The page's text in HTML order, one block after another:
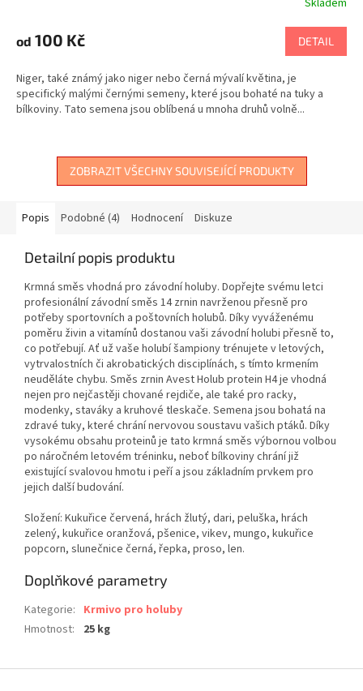
produktu
je
z
5
hvězdiček.
od 100 Kč DETAIL
Niger, také známý jako niger nebo černá mývalí květina, je
specifický malými černými semeny, které jsou bohaté na tuky a
bílkoviny. Tato semena jsou oblíbená u mnoha druhů volně...
ZOBRAZIT VŠECHNY SOUVISEJÍCÍ PRODUKTY
Popis Podobné (4) Hodnocení Diskuze
Detailní popis produktu
Krmná směs vhodná pro závodní holuby. Dopřejte svému letci
profesionální závodní směs 14 zrnin navrženou přesně pro
potřeby sportovních a poštovních holubů. Díky vyváženému
poměru živin a vitamínů dostanou vaši závodní holubi přesně to,
co potřebují. Ať už vaše holubí šampiony trénujete v letových,
vytrvalostních či akrobatických disciplínách, s tímto krmením
neuděláte chybu. Směs zrnin Avest Holub protein H4 je vhodná
nejen pro nejčastěji chované rejdiče, ale také pro racky,
modenky, staváky a kruhové tleskače. Semena jsou bohatá na
zdravé tuky, které chrání nervovou soustavu vašich ptáků. Díky
vysokému obsahu proteinů je tato krmná směs výbornou volbou
po náročném letovém tréninku, neboť bílkoviny chrání již
existující svalovou hmotu i peří a jsou základním prvkem pro
jejich další budování.
Složení: Kukuřice červená, hrách žlutý, dari, peluška, hrách
zelený, kukuřice oranžová, pšenice, vikev, mungo, kukuřice
popcorn, slunečnice černá, řepka, proso, len.
Doplňkové parametry
Kategorie: Krmivo pro holuby
Hmotnost: 25 kg